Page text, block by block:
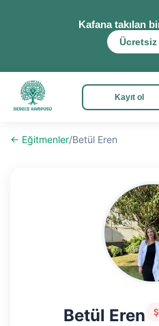
Kafana takılan
Ücretsiz
Kayıt ol
← Eğitmenler/Betül Eren
Betül Eren